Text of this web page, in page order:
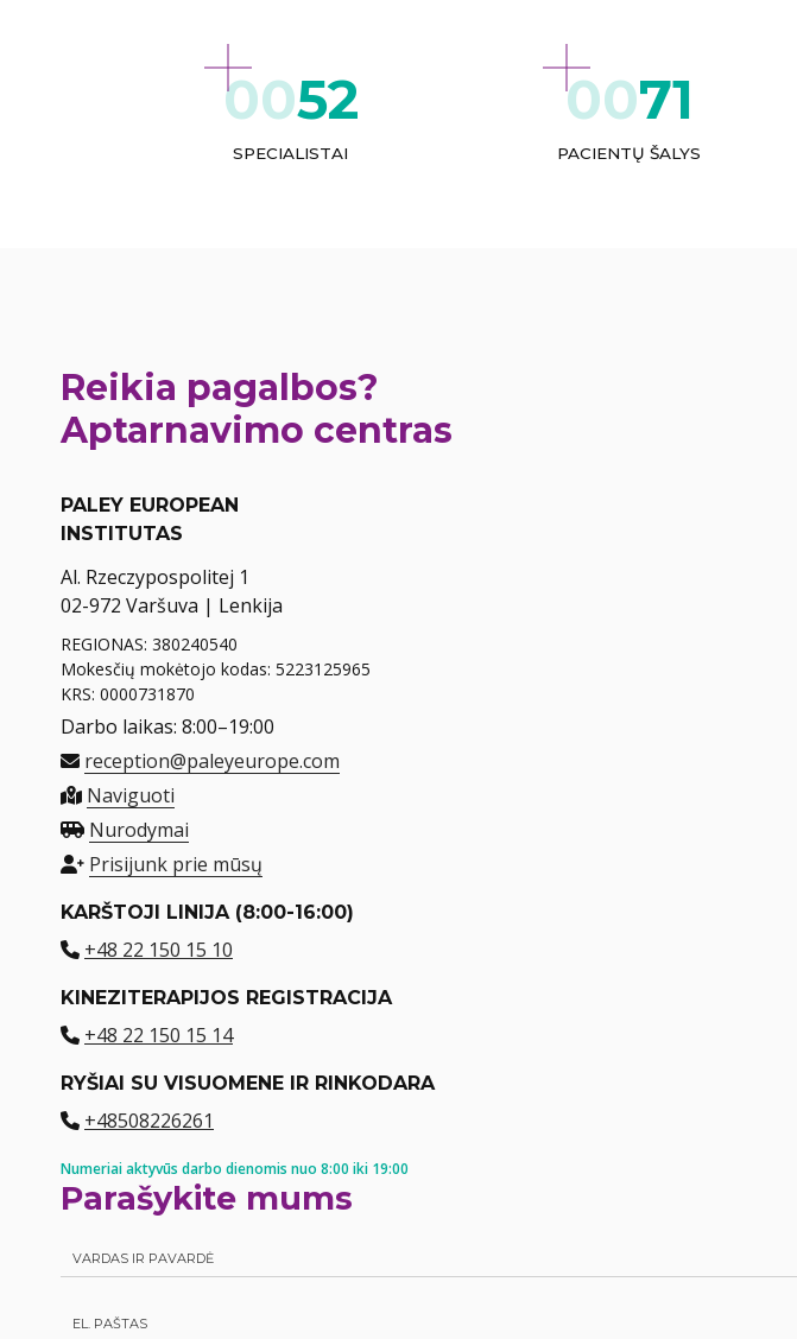
52
SPECIALISTAI
71
PACIENTŲ ŠALYS
Reikia pagalbos?
Aptarnavimo centras
PALEY EUROPEAN
INSTITUTAS
Al. Rzeczypospolitej 1
02-972 Varšuva | Lenkija
REGIONAS: 380240540
Mokesčių mokėtojo kodas: 5223125965
KRS: 0000731870
Darbo laikas: 8:00–19:00
reception@paleyeurope.com
Naviguoti
Nurodymai
Prisijunk prie mūsų
KARŠTOJI LINIJA (8:00-16:00)
+48 22 150 15 10
KINEZITERAPIJOS REGISTRACIJA
+48 22 150 15 14
RYŠIAI SU VISUOMENE IR RINKODARA
+48508226261
Numeriai aktyvūs darbo dienomis nuo 8:00 iki 19:00
Parašykite mums